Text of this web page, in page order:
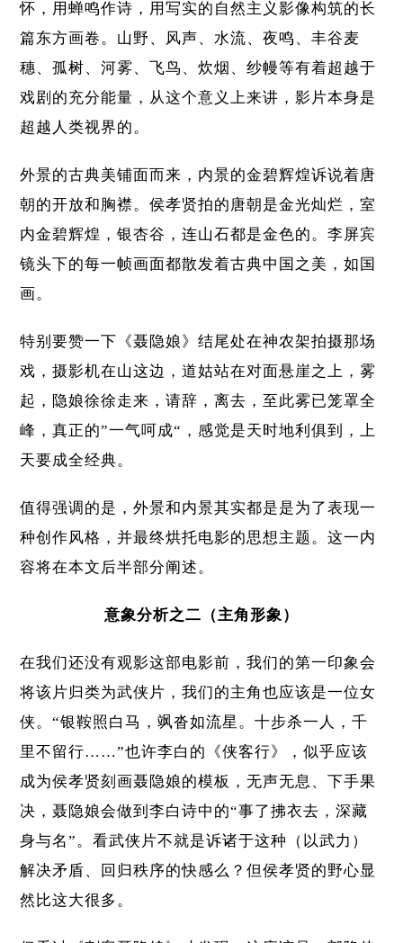
怀，用蝉鸣作诗，用写实的自然主义影像构筑的长
篇东方画卷。山野、风声、水流、夜鸣、丰谷麦
穗、孤树、河雾、飞鸟、炊烟、纱幔等有着超越于
戏剧的充分能量，从这个意义上来讲，影片本身是
超越人类视界的。
外景的古典美铺面而来，内景的金碧辉煌诉说着唐
朝的开放和胸襟。侯孝贤拍的唐朝是金光灿烂，室
内金碧辉煌，银杏谷，连山石都是金色的。李屏宾
镜头下的每一帧画面都散发着古典中国之美，如国
画。
特别要赞一下《聂隐娘》结尾处在神农架拍摄那场
戏，摄影机在山这边，道姑站在对面悬崖之上，雾
起，隐娘徐徐走来，请辞，离去，至此雾已笼罩全
峰，真正的”一气呵成“，感觉是天时地利俱到，上
天要成全经典。
值得强调的是，外景和内景其实都是是为了表现一
种创作风格，并最终烘托电影的思想主题。这一内
容将在本文后半部分阐述。
意象分析之二（主角形象）
在我们还没有观影这部电影前，我们的第一印象会
将该片归类为武侠片，我们的主角也应该是一位女
侠。“银鞍照白马，飒沓如流星。十步杀一人，千
里不留行……”也许李白的《侠客行》，似乎应该
成为侯孝贤刻画聂隐娘的模板，无声无息、下手果
决，聂隐娘会做到李白诗中的“事了拂衣去，深藏
身与名”。看武侠片不就是诉诸于这种（以武力）
解决矛盾、回归秩序的快感么？但侯孝贤的野心显
然比这大很多。